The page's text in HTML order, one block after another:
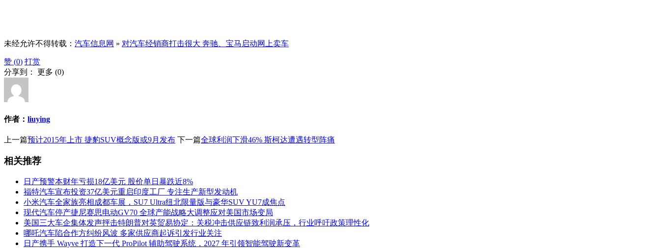
未经允许不得转载： 汽车信息网 » 对汽车经销商打击很大 奔驰、宝马启动网上卖车
赞 (0) 打赏
分享到： 更多 (0)
作者： liuying
上一篇预计2015年上市 捷豹SUV概念版或9月发布 下一篇全球利润下滑46% 斯柯达遭遇转型阵痛
相关推荐
日产预警本财年亏损18亿美元 股价单日暴跌近8%
福特汽车宣布投资37亿美元重启印度工厂 专注生产新型发动机
小米汽车全家族亮相成都车展，SU7 Ultra纽北限量版与豪华SUV YU7成焦点
现代汽车停产捷尼赛思电动GV70 全球产能战略大调整应对美国市场变局
美国三大车企集体发声抨击特朗普对英贸易协定：关税冲击供应链致利润承压，行业呼吁政策理性化
哪吒汽车陷合作方纠纷风波 多家供应商起诉引发行业关注
日产携手 Wayve 打造下一代 ProPilot 辅助驾驶系统，2027 年引领智能驾驶新变革